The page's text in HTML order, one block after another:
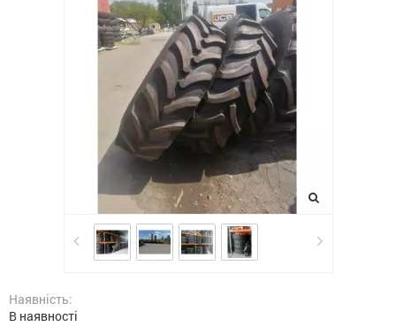
Наявність:
В наявності